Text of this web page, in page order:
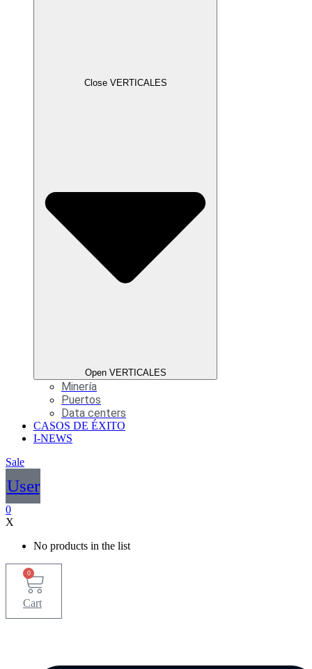
Close VERTICALES
Open VERTICALES
Minería
Puertos
Data centers
CASOS DE ÉXITO
I-NEWS
Sale
User
0
X
No products in the list
0
Cart